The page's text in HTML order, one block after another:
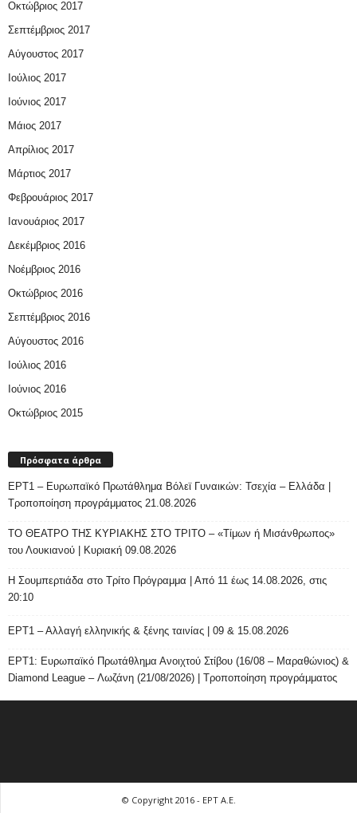
Οκτώβριος 2017
Σεπτέμβριος 2017
Αύγουστος 2017
Ιούλιος 2017
Ιούνιος 2017
Μάιος 2017
Απρίλιος 2017
Μάρτιος 2017
Φεβρουάριος 2017
Ιανουάριος 2017
Δεκέμβριος 2016
Νοέμβριος 2016
Οκτώβριος 2016
Σεπτέμβριος 2016
Αύγουστος 2016
Ιούλιος 2016
Ιούνιος 2016
Οκτώβριος 2015
Πρόσφατα άρθρα
ΕΡΤ1 – Ευρωπαϊκό Πρωτάθλημα Βόλεϊ Γυναικών: Τσεχία – Ελλάδα |
Τροποποίηση προγράμματος 21.08.2026
ΤΟ ΘΕΑΤΡΟ ΤΗΣ ΚΥΡΙΑΚΗΣ ΣΤΟ ΤΡΙΤΟ – «Τίμων ή Μισάνθρωπος»
του Λουκιανού | Κυριακή 09.08.2026
H Σουμπερτιάδα στο Τρίτο Πρόγραμμα | Από 11 έως 14.08.2026, στις
20:10
ΕΡΤ1 – Αλλαγή ελληνικής & ξένης ταινίας | 09 & 15.08.2026
ΕΡΤ1: Ευρωπαϊκό Πρωτάθλημα Ανοιχτού Στίβου (16/08 – Μαραθώνιος) &
Diamond League – Λωζάνη (21/08/2026) | Τροποποίηση προγράμματος
© Copyright 2016 - ΕΡΤ Α.Ε.